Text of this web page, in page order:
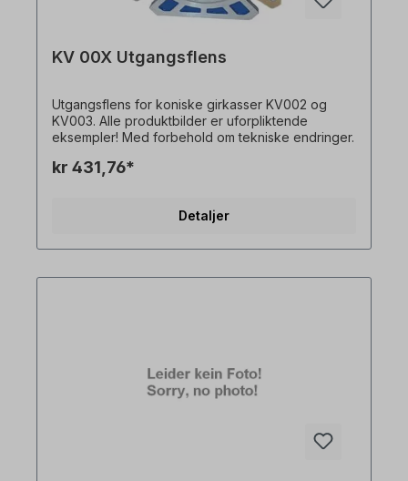
KV 00X Utgangsflens
Utgangsflens for koniske girkasser KV002 og
KV003. Alle produktbilder er uforpliktende
eksempler! Med forbehold om tekniske endringer.
kr 431,76*
Detaljer